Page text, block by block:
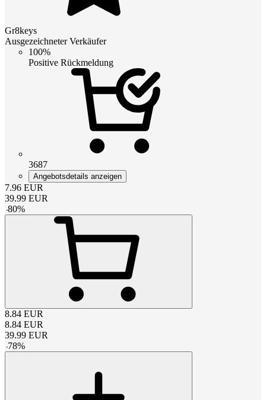
Gr8keys
Ausgezeichneter Verkäufer
100%
Positive Rückmeldung
3687
Angebotsdetails anzeigen
7.96 EUR
39.99 EUR
-80%
8.84 EUR
8.84 EUR
39.99 EUR
-78%